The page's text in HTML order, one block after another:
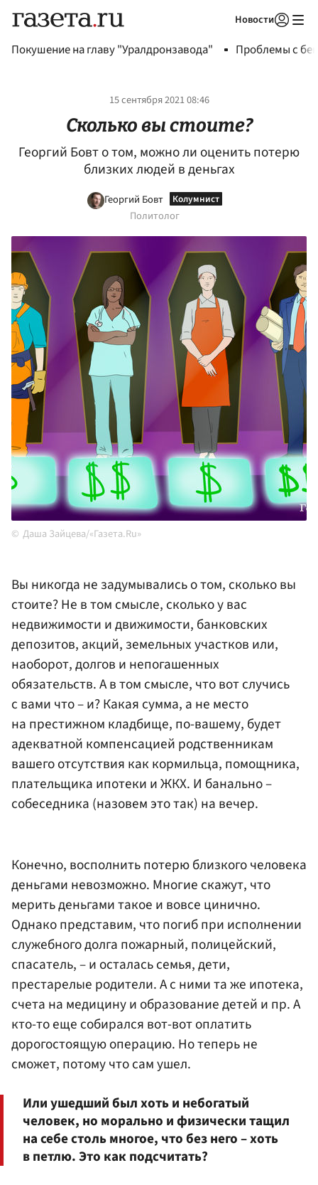
Новости
Покушение на главу "Уралдронзавода" Проблемы с
15 сентября 2021 08:46
Сколько вы стоите?
Георгий Бовт о том, можно ли оценить потерю
близких людей в деньгах
Георгий Бовт
Политолог
Даша Зайцева/«Газета.Ru»
Вы никогда не задумывались о том, сколько вы
стоите? Не в том смысле, сколько у вас
недвижимости и движимости, банковских
депозитов, акций, земельных участков или,
наоборот, долгов и непогашенных
обязательств. А в том смысле, что вот случись
с вами что – и? Какая сумма, а не место
на престижном кладбище, по-вашему, будет
адекватной компенсацией родственникам
вашего отсутствия как кормильца, помощника,
плательщика ипотеки и ЖКХ. И банально –
собеседника (назовем это так) на вечер.
Конечно, восполнить потерю близкого человека
деньгами невозможно. Многие скажут, что
мерить деньгами такое и вовсе цинично.
Однако представим, что погиб при исполнении
служебного долга пожарный, полицейский,
спасатель, – и осталась семья, дети,
престарелые родители. А с ними та же ипотека,
счета на медицину и образование детей и пр. А
кто-то еще собирался вот-вот оплатить
дорогостоящую операцию. Но теперь не
сможет, потому что сам ушел.
Или ушедший был хоть и небогатый
человек, но морально и физически тащил
на себе столь многое, что без него – хоть
в петлю. Это как подсчитать?